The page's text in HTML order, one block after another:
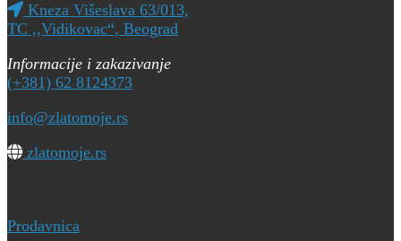
Kneza Višeslava 63/013,
TC ,,Vidikovac“, Beograd
Informacije i zakazivanje
(+381) 62 8124373
info@zlatomoje.rs
zlatomoje.rs
Prodavnica